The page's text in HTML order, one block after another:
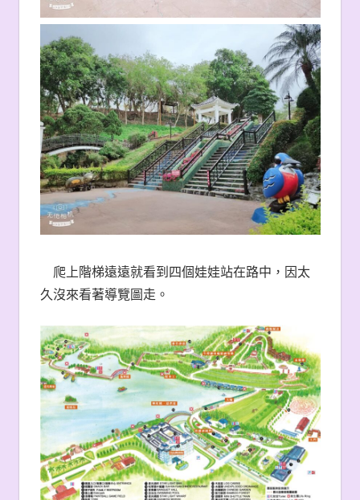
爬上階梯遠遠就看到四個娃娃站在路中，因太
久沒來看著導覽圖走。